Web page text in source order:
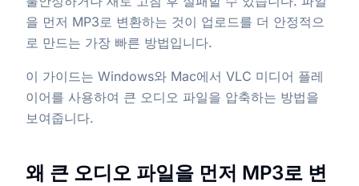
을 먼저 MP3로 변환하는 것이 업로드를 더 안정적으
로 만드는 가장 빠른 방법입니다.
이 가이드는 Windows와 Mac에서 VLC 미디어 플레
이어를 사용하여 큰 오디오 파일을 압축하는 방법을
보여줍니다.
왜 큰 오디오 파일을 먼저 MP3로 변